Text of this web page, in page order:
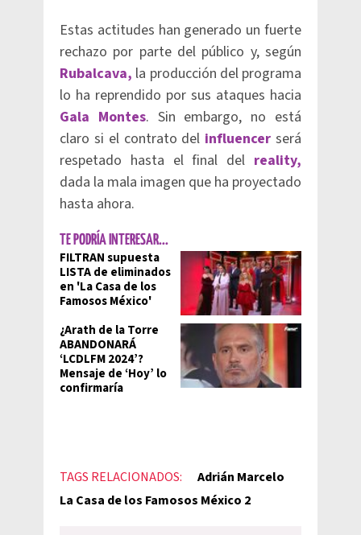
Estas actitudes han generado un fuerte
rechazo por parte del público y, según
Rubalcava, la producción del programa
lo ha reprendido por sus ataques hacia
Gala Montes. Sin embargo, no está
claro si el contrato del influencer será
respetado hasta el final del reality,
dada la mala imagen que ha proyectado
hasta ahora.
TE PODRÍA INTERESAR...
FILTRAN supuesta
LISTA de eliminados
en 'La Casa de los
Famosos México'
¿Arath de la Torre
ABANDONARÁ
‘LCDLFM 2024’?
Mensaje de ‘Hoy’ lo
confirmaría
TAGS RELACIONADOS:
Adrián Marcelo
La Casa de los Famosos México 2